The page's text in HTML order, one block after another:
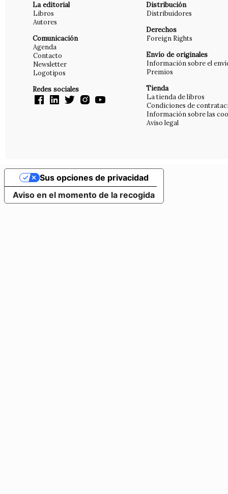
La editorial
Libros
Autores
Comunicación
Agenda
Contacto
Newsletter
Logotipos
Redes sociales
Distribución
Distribuidores
Derechos
Foreign Rights
Envío de originales
Información sobre el
Premios
Tienda
La tienda de libros
Condiciones de
Información sobre las
Aviso legal
Aviso en el momento de la recogida
Sus opciones de privacidad